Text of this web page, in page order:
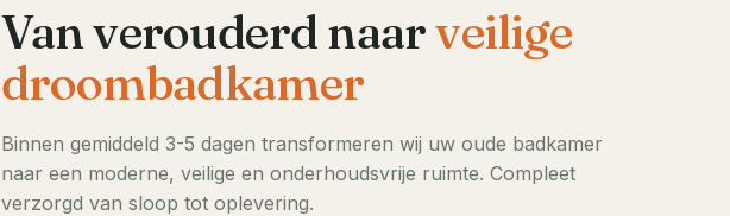
Van verouderd naarveilige
droombadkamer
Binnen gemiddeld 3-5 dagen transformeren wij uw oude badkamer
naar een moderne, veilige en onderhoudsvrije ruimte. Compleet
verzorgd van sloop tot oplevering.